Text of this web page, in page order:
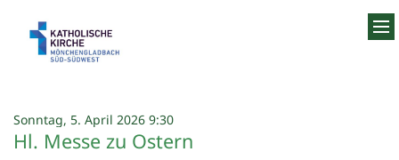
Sonntag, 5. April 2026 9:30:
Hl. Messe zu Ostern